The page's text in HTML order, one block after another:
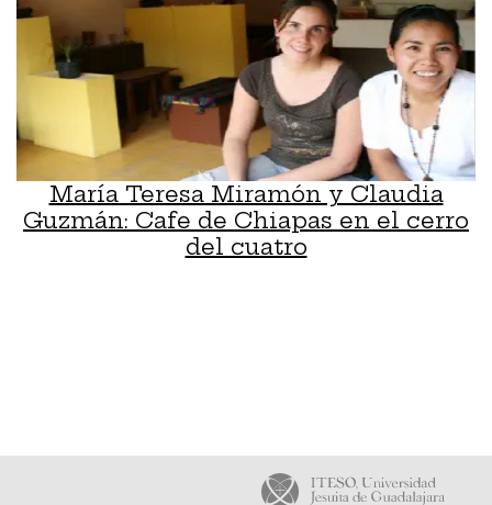
María Teresa Miramón y Claudia
Guzmán: Cafe de Chiapas en el cerro
del cuatro